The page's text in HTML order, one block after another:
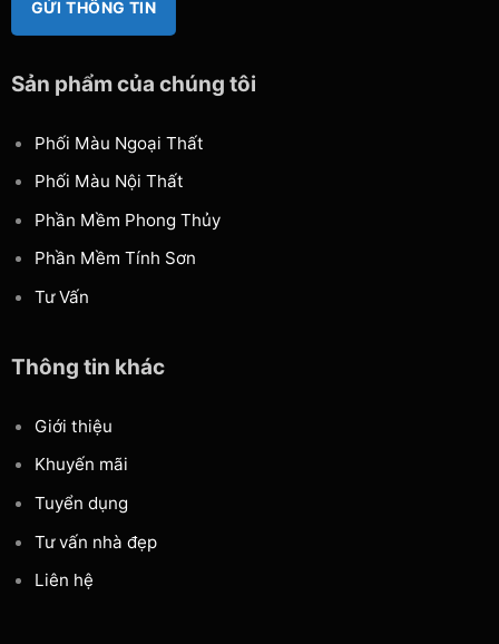
Sản phẩm của chúng tôi
Phối Màu Ngoại Thất
Phối Màu Nội Thất
Phần Mềm Phong Thủy
Phần Mềm Tính Sơn
Tư Vấn
Thông tin khác
Giới thiệu
Khuyến mãi
Tuyển dụng
Tư vấn nhà đẹp
Liên hệ